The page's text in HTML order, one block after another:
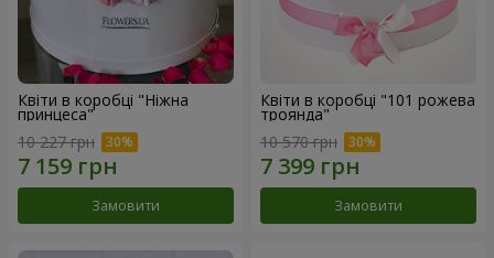
Квіти в коробці "Ніжна
принцеса"
10 227 грн
Замовити
Квіти в коробці "101 рожева
троянда"
10 570 грн
Замовити